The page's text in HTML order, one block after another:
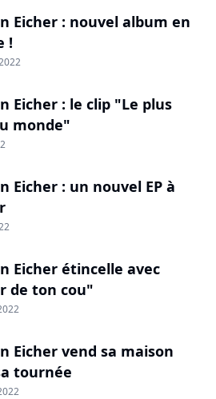
Eicher : nouvel album en
!
Eicher : le clip "Le plus
monde"
Eicher : un nouvel EP à
Eicher étincelle avec
de ton cou"
Eicher vend sa maison
tournée